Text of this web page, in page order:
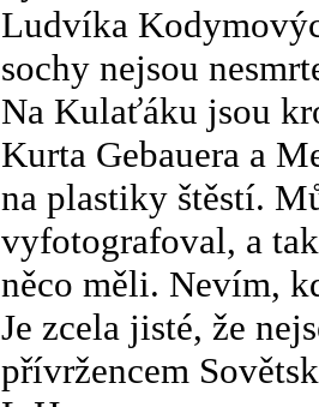
Ludvíka
sochy nejsou
Na Kulaťáku jsou
Kurta Gebauera a
na plastiky štěstí.
vyfotografoval, a
něco měli. Nevím,
Je zcela jisté, že
přívržencem